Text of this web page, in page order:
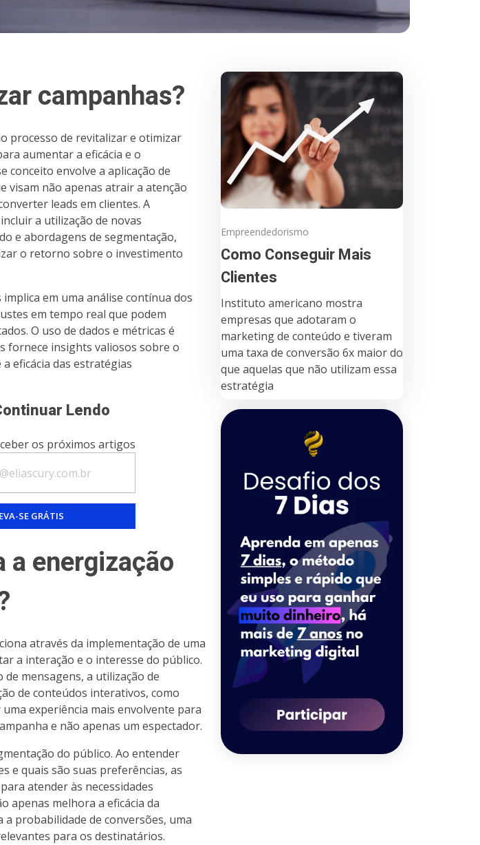
campanhas?
processo de revitalizar e otimizar
aumentar a eficácia e o
conceito envolve a aplicação de
visam não apenas atrair a atenção
leads em clientes. A
a utilização de novas
e abordagens de segmentação,
o retorno sobre o investimento
em uma análise contínua dos
em tempo real que podem
O uso de dados e métricas é
fornece insights valiosos sobre o
eficácia das estratégias
Lendo
os próximos artigos
energização
através da implementação de uma
a interação e o interesse do público.
mensagens, a utilização de
de conteúdos interativos, como
experiência mais envolvente para
e não apenas um espectador.
do público. Ao entender
e quais são suas preferências, as
atender às necessidades
apenas melhora a eficácia da
probabilidade de conversões, uma
para os destinatários.
Empreendedorismo
Como Conseguir Mais
Clientes
Instituto americano mostra
empresas que adotaram o
marketing de conteúdo e tiveram
uma taxa de conversão 6x maior do
que aquelas que não utilizam essa
estratégia